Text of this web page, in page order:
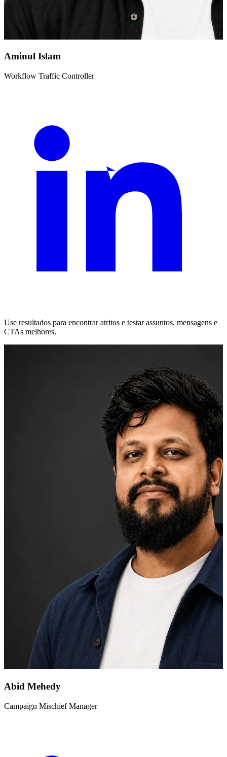
Aminul Islam
Workflow Traffic Controller
Use resultados para encontrar atritos e testar assuntos, mensagens e
CTAs melhores.
Abid Mehedy
Campaign Mischief Manager